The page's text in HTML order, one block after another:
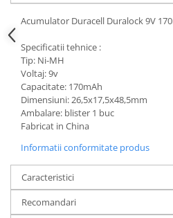
Acumulator Duracell Duralock 9V
Specificatii tehnice :
Tip: Ni-MH
Voltaj: 9v
Capacitate: 170mAh
Dimensiuni: 26,5x17,5x48,5mm
Ambalare: blister 1 buc
Fabricat in China
Informatii conformitate produs
Caracteristici
Recomandari